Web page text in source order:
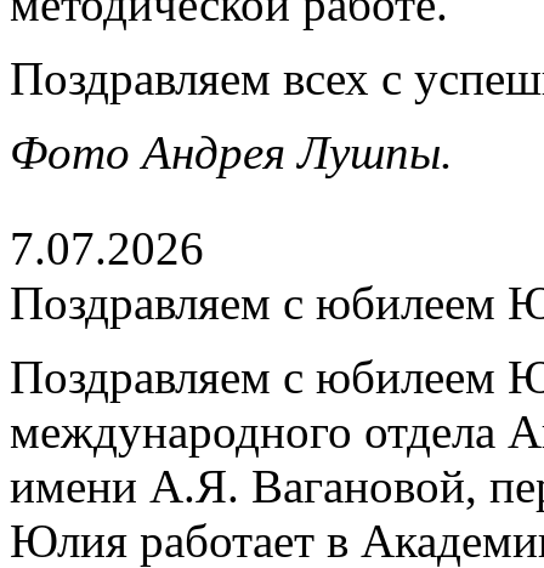
Поздравляем всех с
Фото Андрея Лушпы.
7.07.2026
Поздравляем с юбилеем
Поздравляем с юбилеем
международного отдела
имени А.Я. Вагановой,
Юлия работает в